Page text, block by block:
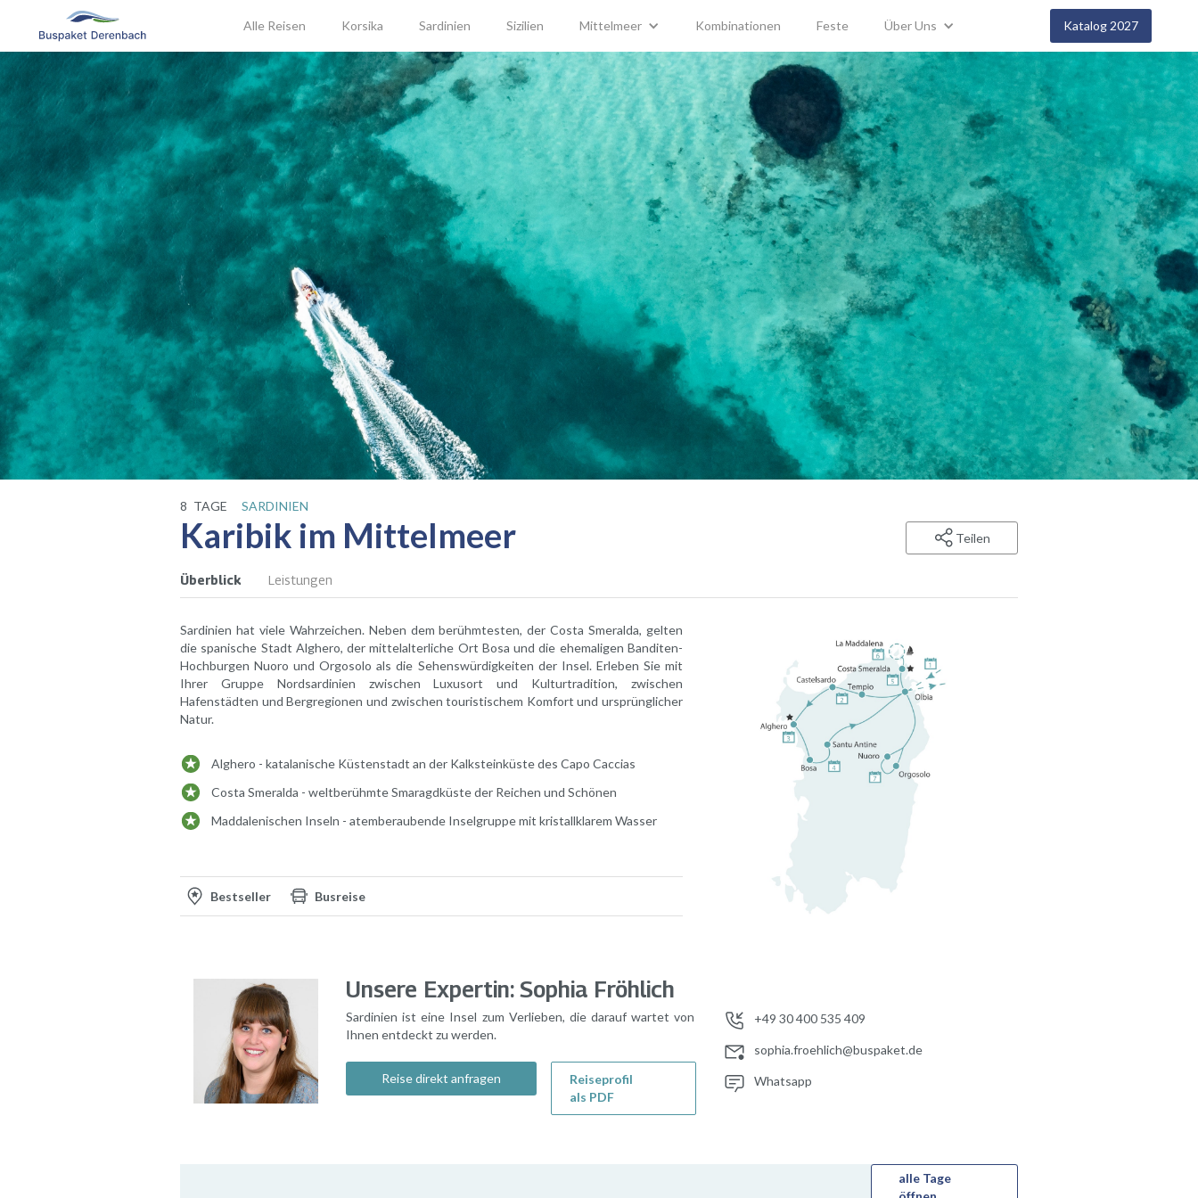
Alle Reisen Korsika Sardinien Sizilien Mittelmeer Kombinationen Feste Über Uns Katalog 2027
8 TAGE SARDINIEN
Karibik im Mittelmeer Teilen
Überblick Leistungen
Sardinien hat viele Wahrzeichen. Neben dem berühmtesten, der Costa Smeralda, gelten
die spanische Stadt Alghero, der mittelalterliche Ort Bosa und die ehemaligen Banditen-
Hochburgen Nuoro und Orgosolo als die Sehenswürdigkeiten der Insel. Erleben Sie mit
Ihrer Gruppe Nordsardinien zwischen Luxusort und Kulturtradition, zwischen
Hafenstädten und Bergregionen und zwischen touristischem Komfort und ursprünglicher
Natur.
Alghero - katalanische Küstenstadt an der Kalksteinküste des Capo Caccias
Costa Smeralda - weltberühmte Smaragdküste der Reichen und Schönen
Maddalenischen Inseln - atemberaubende Inselgruppe mit kristallklarem Wasser
Bestseller Busreise
Unsere Expertin: Sophia Fröhlich
Sardinien ist eine Insel zum Verlieben, die darauf wartet von
Ihnen entdeckt zu werden.
Reise direkt anfragen
Reiseprofil
als PDF
+49 30 400 535 409
sophia.froehlich@buspaket.de
Whatsapp
alle Tage